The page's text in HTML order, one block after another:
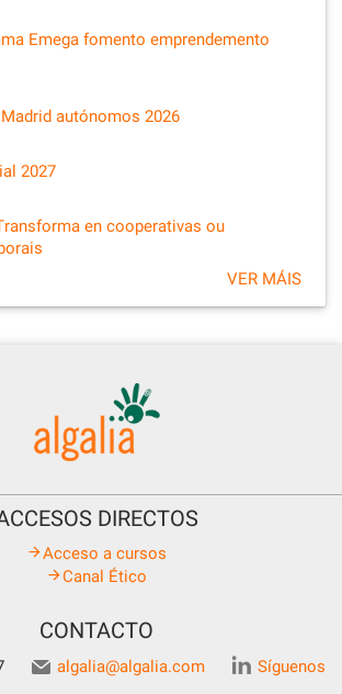
Emega fomento emprendemento
autónomos 2026
2027
en cooperativas ou
VER MÁIS
DIRECTOS
Acceso a cursos
Canal Ético
CONTACTO
algalia@algalia.com Síguenos